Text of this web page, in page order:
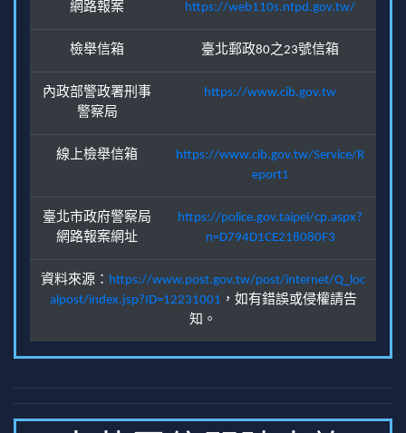
網路報案 https://web110s.ntpd.gov.tw/
檢舉信箱 臺北郵政80之23號信箱
內政部警政署刑事
警察局
https://www.cib.gov.tw
線上檢舉信箱
https://www.cib.gov.tw/Service/R
eport1
臺北市政府警察局
網路報案網址
https://police.gov.taipei/cp.aspx?
n=D794D1CE218080F3
資料來源： https://www.post.gov.tw/post/internet/Q_loc
alpost/index.jsp?ID=12231001 ，如有錯誤或侵權請告
知。